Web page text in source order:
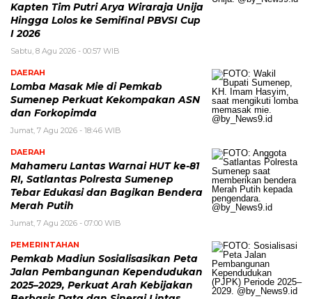
Kapten Tim Putri Arya Wiraraja Unija
Hingga Lolos ke Semifinal PBVSI Cup
I 2026
Sabtu, 8 Agu 2026 - 00:57 WIB
DAERAH
Lomba Masak Mie di Pemkab
Sumenep Perkuat Kekompakan ASN
dan Forkopimda
Jumat, 7 Agu 2026 - 18:46 WIB
DAERAH
Mahameru Lantas Warnai HUT ke-81
RI, Satlantas Polresta Sumenep
Tebar Edukasi dan Bagikan Bendera
Merah Putih
Jumat, 7 Agu 2026 - 07:00 WIB
PEMERINTAHAN
Pemkab Madiun Sosialisasikan Peta
Jalan Pembangunan Kependudukan
2025–2029, Perkuat Arah Kebijakan